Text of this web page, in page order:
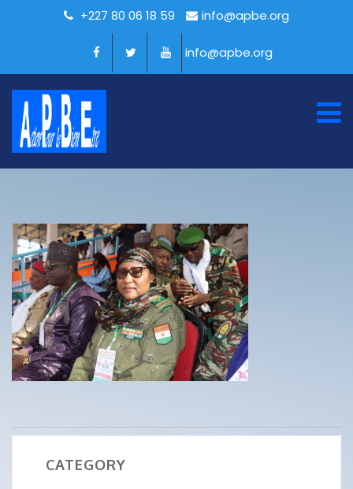
+227 80 06 18 59 info@apbe.org
info@apbe.org
CATEGORY